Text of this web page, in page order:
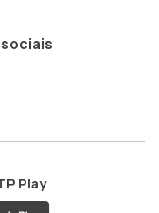
Play